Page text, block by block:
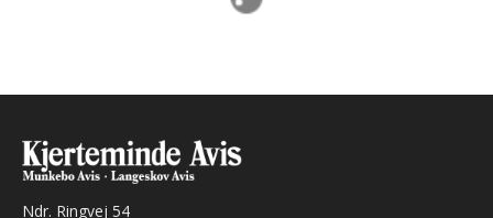
Ndr. Ringvej 54